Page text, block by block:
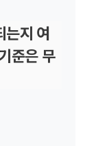
는지 여
준은 무